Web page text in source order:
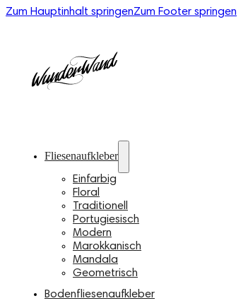
Zum Hauptinhalt springenZum Footer springen
Fliesenaufkleber
Einfarbig
Floral
Traditionell
Portugiesisch
Modern
Marokkanisch
Mandala
Geometrisch
Bodenfliesenaufkleber